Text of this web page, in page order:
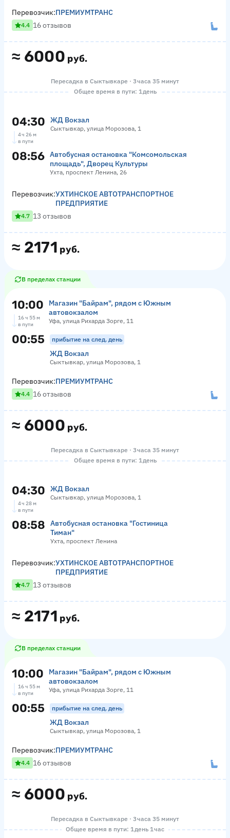
≈ 6000 руб.
Перевозчик:ПРЕМИУМТРАНС
4.4 16 отзывов
Пересадка в Сыктывкаре · 3 часа 35 минут
Общее время в пути: 1 день
04:30 ЖД Вокзал
Сыктывкар, улица Морозова, 1
4 ч 26 м
в пути
08:56 Автобусная остановка "Комсомольская
площадь", Дворец Культуры
Ухта, проспект Ленина, 26
≈ 2171 руб.
Перевозчик:УХТИНСКОЕ АВТОТРАНСПОРТНОЕ
ПРЕДПРИЯТИЕ
4.7 13 отзывов
В пределах станции
10:00
Магазин "Байрам", рядом с Южным
автовокзалом
Уфа, улица Рихарда Зорге, 11
16 ч 55 м
в пути
00:55 прибытие на след. день
ЖД Вокзал
Сыктывкар, улица Морозова, 1
≈ 6000 руб.
Перевозчик:ПРЕМИУМТРАНС
4.4 16 отзывов
Пересадка в Сыктывкаре · 3 часа 35 минут
Общее время в пути: 1 день
04:30 ЖД Вокзал
Сыктывкар, улица Морозова, 1
4 ч 28 м
в пути
08:58
Автобусная остановка "Гостиница
Тиман"
Ухта, проспект Ленина
≈ 2171 руб.
Перевозчик:УХТИНСКОЕ АВТОТРАНСПОРТНОЕ
ПРЕДПРИЯТИЕ
4.7 13 отзывов
В пределах станции
10:00
Магазин "Байрам", рядом с Южным
автовокзалом
Уфа, улица Рихарда Зорге, 11
16 ч 55 м
в пути
00:55 прибытие на след. день
ЖД Вокзал
Сыктывкар, улица Морозова, 1
≈ 6000 руб.
Перевозчик:ПРЕМИУМТРАНС
4.4 16 отзывов
Пересадка в Сыктывкаре · 3 часа 35 минут
Общее время в пути: 1 день 1 час